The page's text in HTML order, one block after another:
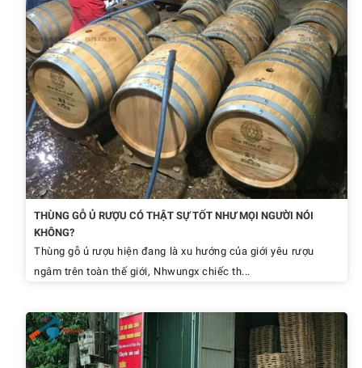
THÙNG GỖ Ủ RƯỢU CÓ THẬT SỰ TỐT NHƯ MỌI NGƯỜI NÓI
KHÔNG?
Thùng gỗ ủ rượu hiện đang là xu hướng của giới yêu rượu
ngâm trên toàn thế giới, Nhwungx chiếc th...